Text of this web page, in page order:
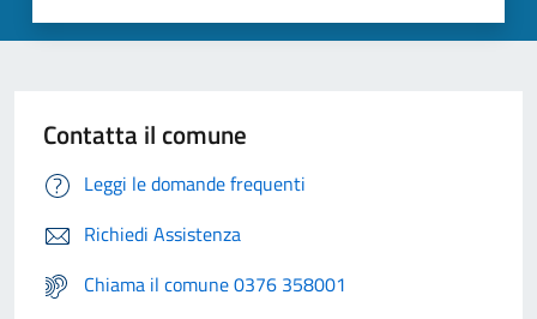
Contatta il comune
Leggi le domande frequenti
Richiedi Assistenza
Chiama il comune 0376 358001